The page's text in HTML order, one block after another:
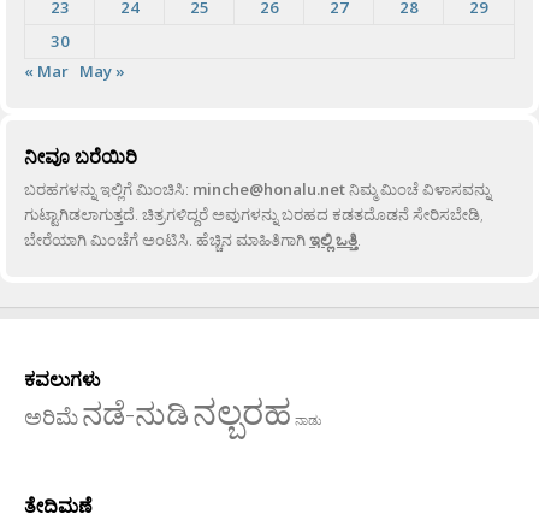
23
24 25 26 27 28
29
30
« Mar May »
ನೀವೂ ಬರೆಯಿರಿ
ಬರಹಗಳನ್ನು ಇಲ್ಲಿಗೆ ಮಿಂಚಿಸಿ: minche@honalu.netನಿಮ್ಮ ಮಿಂಚೆ ವಿಳಾಸವನ್ನು
ಗುಟ್ಟಾಗಿಡಲಾಗುತ್ತದೆ. ಚಿತ್ರಗಳಿದ್ದರೆ ಅವುಗಳನ್ನು ಬರಹದ ಕಡತದೊಡನೆ ಸೇರಿಸಬೇಡಿ,
ಬೇರೆಯಾಗಿ ಮಿಂಚೆಗೆ ಅಂಟಿಸಿ. ಹೆಚ್ಚಿನ ಮಾಹಿತಿಗಾಗಿಇಲ್ಲಿ ಒತ್ತಿ.
ಕವಲುಗಳು
ಅರಿಮೆನಡೆ-ನುಡಿನಲ್ಬರಹ ನಾಡು
ತೇದಿಮಣೆ